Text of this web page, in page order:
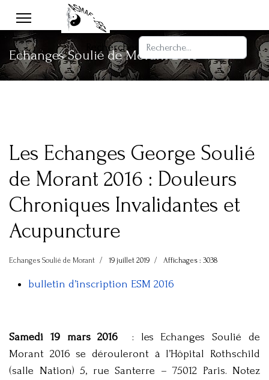
Rechercher
Echanges Soulié de Morant 2016
Les Echanges George Soulié
de Morant 2016 : Douleurs
Chroniques Invalidantes et
Acupuncture
Echanges Soulié de Morant 19 juillet 2019 Affichages : 3038
bulletin d’inscription ESM 2016
Samedi 19 mars 2016
: les Echanges Soulié de
Morant 2016 se dérouleront à l’Hôpital Rothschild
(salle Nation) 5, rue Santerre – 75012 Paris. Notez